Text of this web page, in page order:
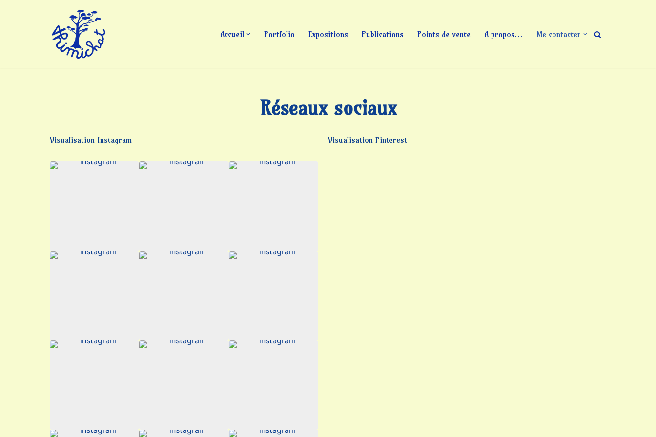
Accueil Portfolio Expositions Publications Points de vente A propos… Me contacter
Réseaux sociaux
Visualisation Instagram Visualisation Pinterest